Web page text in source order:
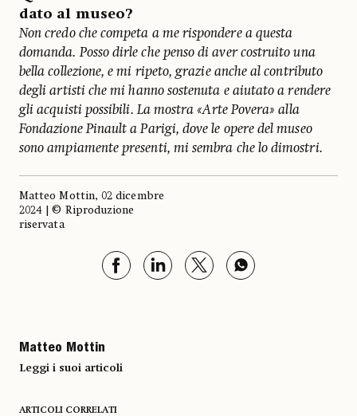
dato al museo?
Non credo che competa a me rispondere a questa
domanda. Posso dirle che penso di aver costruito una
bella collezione, e mi ripeto, grazie anche al contributo
degli artisti che mi hanno sostenuta e aiutato a rendere
gli acquisti possibili. La mostra «Arte Povera» alla
Fondazione Pinault a Parigi, dove le opere del museo
sono ampiamente presenti, mi sembra che lo dimostri.
Matteo Mottin, 02 dicembre
2024 | © Riproduzione
riservata
Matteo Mottin
Leggi i suoi articoli
ARTICOLI CORRELATI